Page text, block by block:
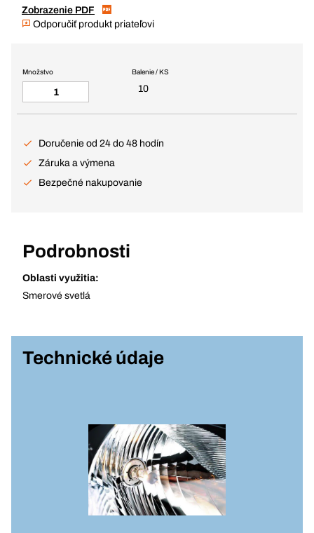
Zobrazenie PDF
Odporučiť produkt priateľovi
Balenie / KS
10
Množstvo
Doručenie od 24 do 48 hodín
Záruka a výmena
Bezpečné nakupovanie
Podrobnosti
Oblasti využitia:
Smerové svetlá
Technické údaje